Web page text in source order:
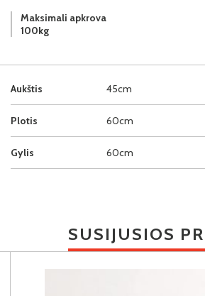
Aukštis 45cm
Plotis 60cm
Gylis 60cm
Maksimali apkrova
100kg
SUSIJUSIOS